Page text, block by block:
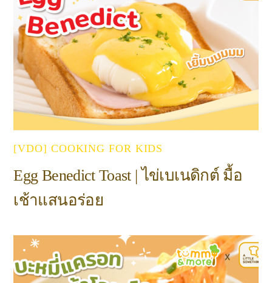
[VDO] COOKING FOR KIDS
Egg Benedict Toast | ไข่เบเนดิกต์ มื้อ
เช้าแสนอร่อย